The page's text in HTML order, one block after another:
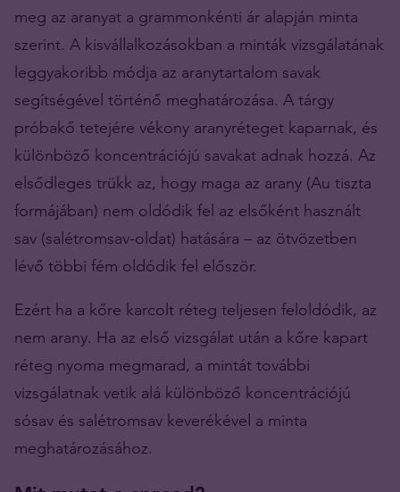
meg az aranyat a grammonkénti ár alapján minta
szerint. A kisvállalkozásokban a minták vizsgálatának
leggyakoribb módja az aranytartalom savak
segítségével történő meghatározása. A tárgy
próbakő tetejére vékony aranyréteget kaparnak, és
különböző koncentrációjú savakat adnak hozzá. Az
elsődleges trükk az, hogy maga az arany (Au tiszta
formájában) nem oldódik fel az elsőként használt
sav (salétromsav-oldat) hatására – az ötvözetben
lévő többi fém oldódik fel először.
Ezért ha a kőre karcolt réteg teljesen feloldódik, az
nem arany. Ha az első vizsgálat után a kőre kapart
réteg nyoma megmarad, a mintát további
vizsgálatnak vetik alá különböző koncentrációjú
sósav és salétromsav keverékével a minta
meghatározásához.